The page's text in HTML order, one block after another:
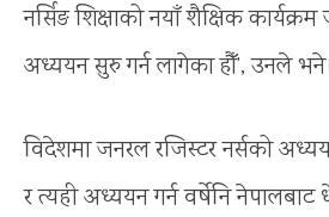
नर्सिङ शिक्षाको नयाँ शैक्षिक
अध्ययन सुरु गर्न लागेका हौँ’‚ उनले
विदेशमा जनरल रजिस्टर नर्सको
र त्यही अध्ययन गर्न वर्षेनि